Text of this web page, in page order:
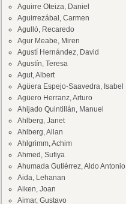
Aguirre Oteiza, Daniel
Aguirrezábal, Carmen
Agulló, Recaredo
Agur Meabe, Miren
Agustí Hernández, David
Agustín, Teresa
Agut, Albert
Agüera Espejo-Saavedra, Isabel
Agüero Herranz, Arturo
Ahijado Quintillán, Manuel
Ahlberg, Janet
Ahlberg, Allan
Ahlgrimm, Achim
Ahmed, Sufiya
Ahumada Gutiérrez, Aldo Antonio
Aida, Lehanan
Aiken, Joan
Aimar, Gustavo